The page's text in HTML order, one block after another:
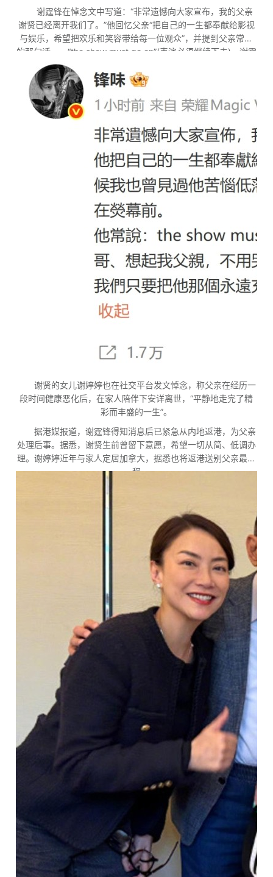
谢霆锋在悼念文中写道：“非常遗憾向大家宣布，我的父亲
谢贤已经离开我们了。”他回忆父亲“把自己的一生都奉献给影视
与娱乐，希望把欢乐和笑容带给每一位观众”，并提到父亲常说
的那句话——“the show must go on”(表演必须继续下去)。谢霆
锋表示，希望大家记住父亲“永远充满魅力、充满笑容的完美身
影”，不必太过伤心，因为谢贤会觉得那样“不够潇洒”。
谢贤的女儿谢婷婷也在社交平台发文悼念，称父亲在经历一
段时间健康恶化后，在家人陪伴下安详离世，“平静地走完了精
彩而丰盛的一生”。
据港媒报道，谢霆锋得知消息后已紧急从内地返港，为父亲
处理后事。据悉，谢贤生前曾留下意愿，希望一切从简、低调办
理。谢婷婷近年与家人定居加拿大，据悉也将返港送别父亲最后
一程。